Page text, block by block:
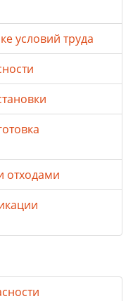
условий труда
отходами